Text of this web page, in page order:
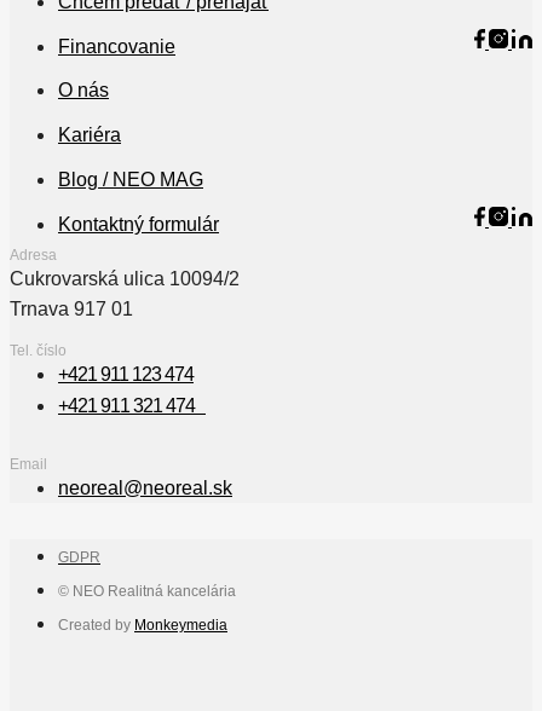
Financovanie
O nás
Kariéra
Blog / NEO MAG
Kontaktný formulár
Adresa
Cukrovarská ulica 10094/2
Trnava 917 01
Tel. číslo
+421 911 123 474
+421 911 321 474
Email
neoreal@neoreal.sk
GDPR
© NEO Realitná kancelária
Created by Monkeymedia